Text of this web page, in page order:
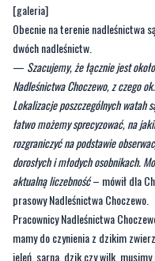
—Szacujemy, że łącznie jest
Nadleśnictwa Choczewo, z czego
Lokalizacje poszczególnych watah
łatwo możemy sprecyzować, na
rozgraniczyć na podstawie
dorosłych i młodych osobnikach.
aktualną liczebność– mówił dla
prasowy Nadleśnictwa Choczewo.
Pracownicy Nadleśnictwa
mamy do czynienia z dzikim
jeleń, sarna, dzik czy wilk,
w żaden sposób nie prowokować
wszelką cenę robić zdjęć.
Przypominamy, że czekamy